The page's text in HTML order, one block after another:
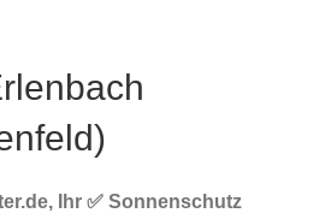
Ihr ✅ Sonnenschutz